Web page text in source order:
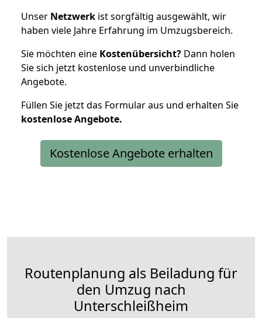
Unser Netzwerk ist sorgfältig ausgewählt, wir
haben viele Jahre Erfahrung im Umzugsbereich.
Sie möchten eine Kostenübersicht? Dann holen
Sie sich jetzt kostenlose und unverbindliche
Angebote.
Füllen Sie jetzt das Formular aus und erhalten Sie
kostenloseAngebote.
Kostenlose Angebote erhalten
Routenplanung als Beiladung für
den Umzug nach
Unterschleißheim